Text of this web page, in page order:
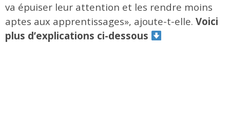
va épuiser leur attention et les rendre moins
aptes aux apprentissages», ajoute-t-elle. Voici
plus d’explications ci-dessous